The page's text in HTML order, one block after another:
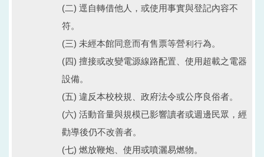
(二) 逕自轉借他人，或使用事實與登記內容不
符。
(三) 未經本館同意而有售票等營利行為。
(四) 擅接或改變電源線路配置、使用超載之電器
設備。
(五) 違反本校校規、政府法令或公序良俗者。
(六) 活動音量與規模已影響讀者或週邊民眾，經
勸導後仍不改善者。
(七) 燃放鞭炮、使用或噴灑易燃物。